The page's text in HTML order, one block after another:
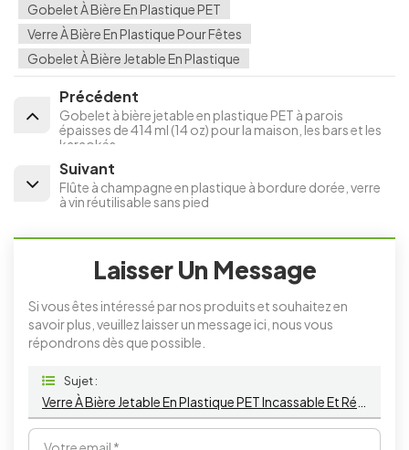
Gobelet À Bière En Plastique PET
Verre À Bière En Plastique Pour Fêtes
Gobelet À Bière Jetable En Plastique
Précédent
Gobelet à bière jetable en plastique PET à parois
épaisses de 414 ml (14 oz) pour la maison, les bars et les
karaokés.
Suivant
Flûte à champagne en plastique à bordure dorée, verre
à vin réutilisable sans pied
Laisser Un Message
Si vous êtes intéressé par nos produits et souhaitez en
savoir plus, veuillez laisser un message ici, nous vous
répondrons dès que possible.
Sujet :